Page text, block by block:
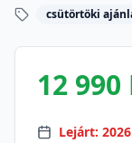
csütörtöki
12 990
Lejárt: